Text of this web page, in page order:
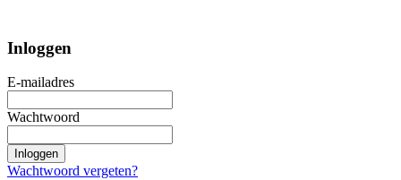
Inloggen
E-mailadres
Wachtwoord
Inloggen
Wachtwoord vergeten?